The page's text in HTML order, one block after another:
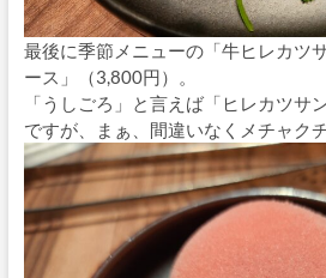
最後に季節メニューの「牛ヒレカツ
ース」（3,800円）。
「うしごろ」と言えば「ヒレカツサ
ですが、まぁ、間違いなくメチャク